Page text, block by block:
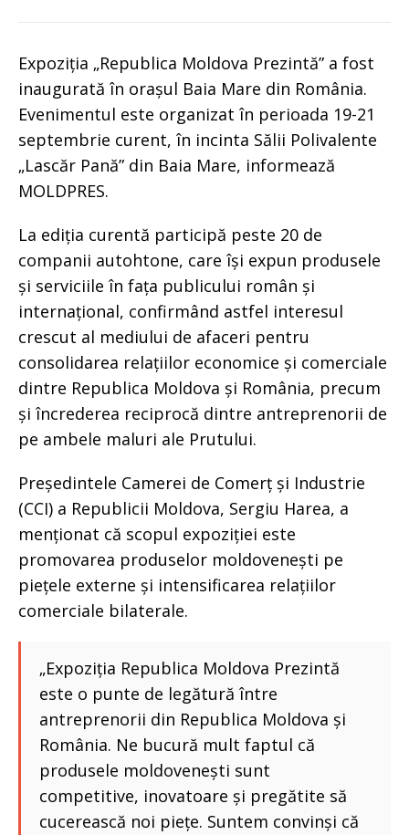
Expoziția „Republica Moldova Prezintă” a fost
inaugurată în orașul Baia Mare din România.
Evenimentul este organizat în perioada 19-21
septembrie curent, în incinta Sălii Polivalente
„Lascăr Pană” din Baia Mare, informează
MOLDPRES.
La ediția curentă participă peste 20 de
companii autohtone, care își expun produsele
și serviciile în fața publicului român și
internațional, confirmând astfel interesul
crescut al mediului de afaceri pentru
consolidarea relațiilor economice și comerciale
dintre Republica Moldova și România, precum
și încrederea reciprocă dintre antreprenorii de
pe ambele maluri ale Prutului.
Președintele Camerei de Comerț și Industrie
(CCI) a Republicii Moldova, Sergiu Harea, a
menționat că scopul expoziției este
promovarea produselor moldovenești pe
piețele externe și intensificarea relațiilor
comerciale bilaterale.
„Expoziția Republica Moldova Prezintă
este o punte de legătură între
antreprenorii din Republica Moldova și
România. Ne bucură mult faptul că
produsele moldovenești sunt
competitive, inovatoare și pregătite să
cucerească noi piețe. Suntem convinși că